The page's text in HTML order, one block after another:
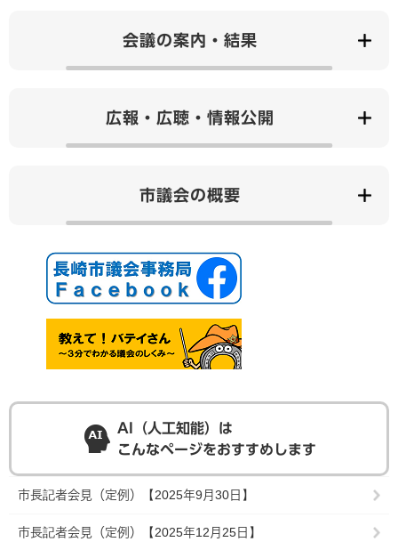
会議の案内・結果
広報・広聴・情報公開
市議会の概要
AI（人工知能）は
こんなページをおすすめします
市長記者会見（定例）【2025年9月30日】
市長記者会見（定例）【2025年12月25日】